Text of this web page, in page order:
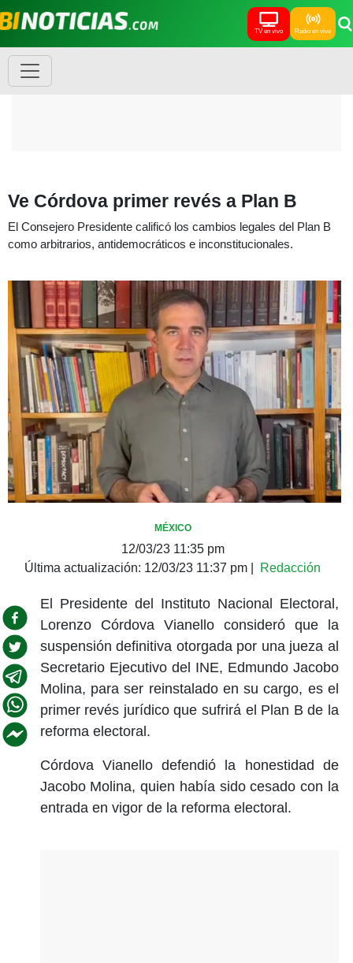
TV en vivo Radio en vivo
Ve Córdova primer revés a Plan B
El Consejero Presidente calificó los cambios legales del Plan B
como arbitrarios, antidemocráticos e inconstitucionales.
MÉXICO
12/03/23 11:35 pm
Última actualización: 12/03/23 11:37 pm Redacción
El Presidente del Instituto Nacional Electoral,
Lorenzo Córdova Vianello consideró que la
suspensión definitiva otorgada por una jueza al
Secretario Ejecutivo del INE, Edmundo Jacobo
Molina, para ser reinstalado en su cargo, es el
primer revés jurídico que sufrirá el Plan B de la
reforma electoral.
Córdova Vianello defendió la honestidad de
Jacobo Molina, quien había sido cesado con la
entrada en vigor de la reforma electoral.